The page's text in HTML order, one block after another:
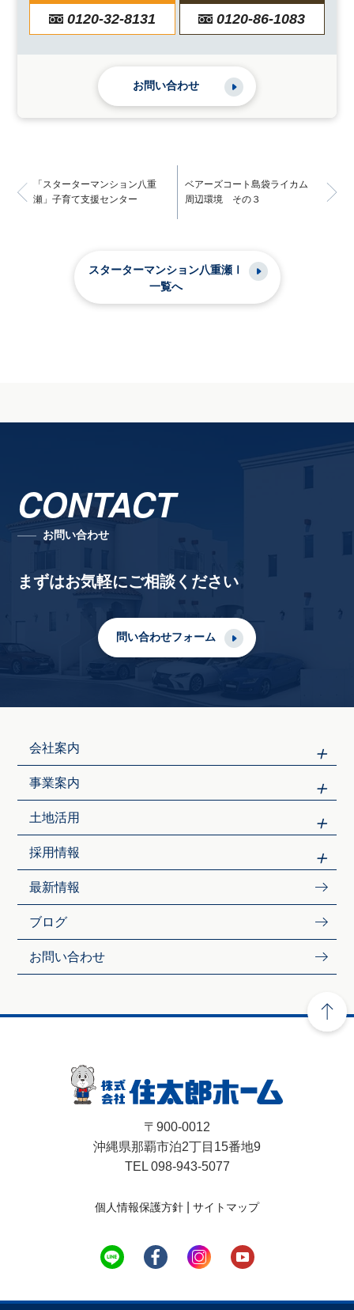
0120-32-8131 0120-86-1083
お問い合わせ
「スターターマンション八重
瀬」子育て支援センター
ベアーズコート島袋ライカム
周辺環境 その３
スターターマンション八重瀬Ⅰ
一覧へ
CONTACT
お問い合わせ
まずはお気軽にご相談ください
問い合わせフォーム
会社案内
事業案内
土地活用
採用情報
最新情報
ブログ
お問い合わせ
〒900-0012
沖縄県那覇市泊2丁目15番地9
TEL 098-943-5077
個人情報保護方針 サイトマップ